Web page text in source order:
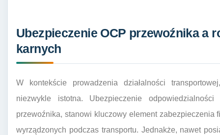
Ubezpieczenie OCP przewoźnika a
karnych
W kontekście prowadzenia działalności
niezwykle istotna. Ubezpieczenie
przewoźnika, stanowi kluczowy element zabezpieczenia
wyrządzonych podczas transportu. Jednakże, nawet